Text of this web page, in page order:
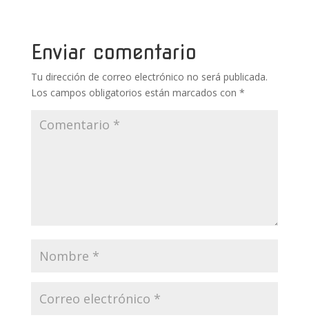
o
k p r
Enviar comentario
Tu dirección de correo electrónico no será publicada.
Los campos obligatorios están marcados con *